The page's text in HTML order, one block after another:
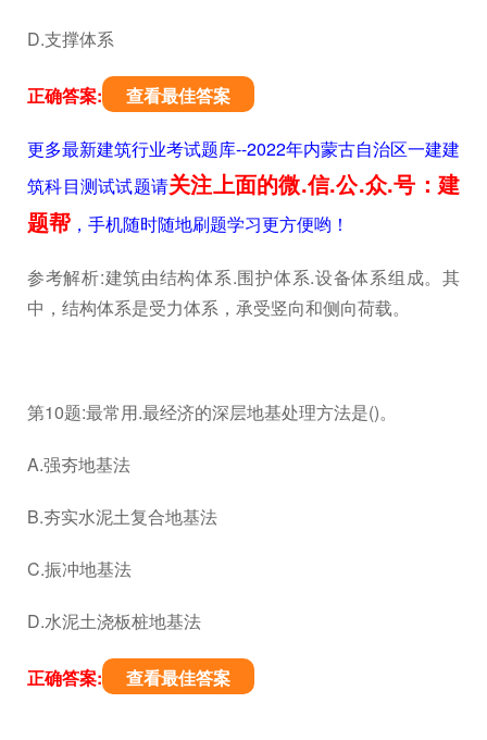
D.支撑体系
正确答案: 查看最佳答案
更多最新建筑行业考试题库--2022年内蒙古自治区一建建
筑科目测试试题请关注上面的微.信.公.众.号：建
题帮 ，手机随时随地刷题学习更方便哟！
参考解析:建筑由结构体系.围护体系.设备体系组成。其
中，结构体系是受力体系，承受竖向和侧向荷载。
第10题:最常用.最经济的深层地基处理方法是()。
A.强夯地基法
B.夯实水泥土复合地基法
C.振冲地基法
D.水泥土浇板桩地基法
正确答案: 查看最佳答案